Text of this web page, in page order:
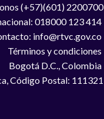
(+57)(601) 2200700
018000 123 414
info@rtvc.gov.co
Términos y condiciones
Bogotá D.C., Colombia
Código Postal: 111321